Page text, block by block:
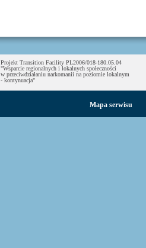
Projekt Transition Facility PL2006/018-180.05.04
"Wsparcie regionalnych i lokalnych społeczności
w przeciwdziałaniu narkomanii na poziomie lokalnym
- kontynuacja"
Mapa serwisu